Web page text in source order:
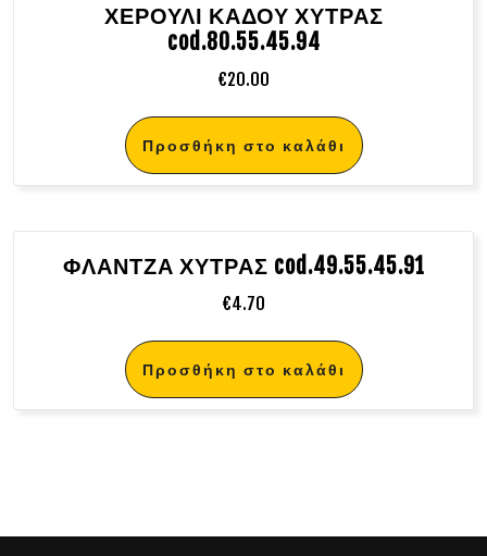
ΧΕΡΟΥΛΙ ΚΑΔΟΥ ΧΥΤΡΑΣ
cod.80.55.45.94
€20.00
Προσθήκη στο καλάθι
ΦΛΑΝΤΖΑ ΧΥΤΡΑΣ cod.49.55.45.91
€4.70
Προσθήκη στο καλάθι